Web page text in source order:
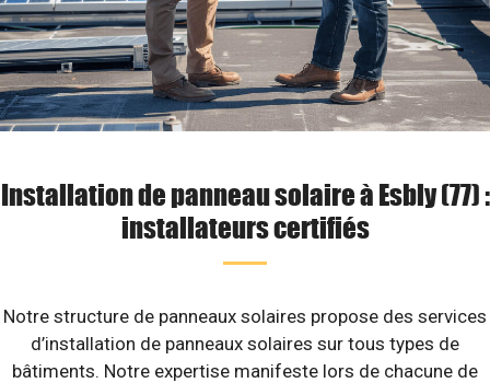
Installation de panneau solaire à Esbly (77) :
installateurs certifiés
Notre structure de panneaux solaires propose des services
d’installation de panneaux solaires sur tous types de
bâtiments. Notre expertise manifeste lors de chacune de